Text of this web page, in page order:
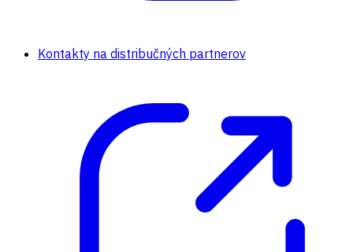
Kontakty na distribučných partnerov